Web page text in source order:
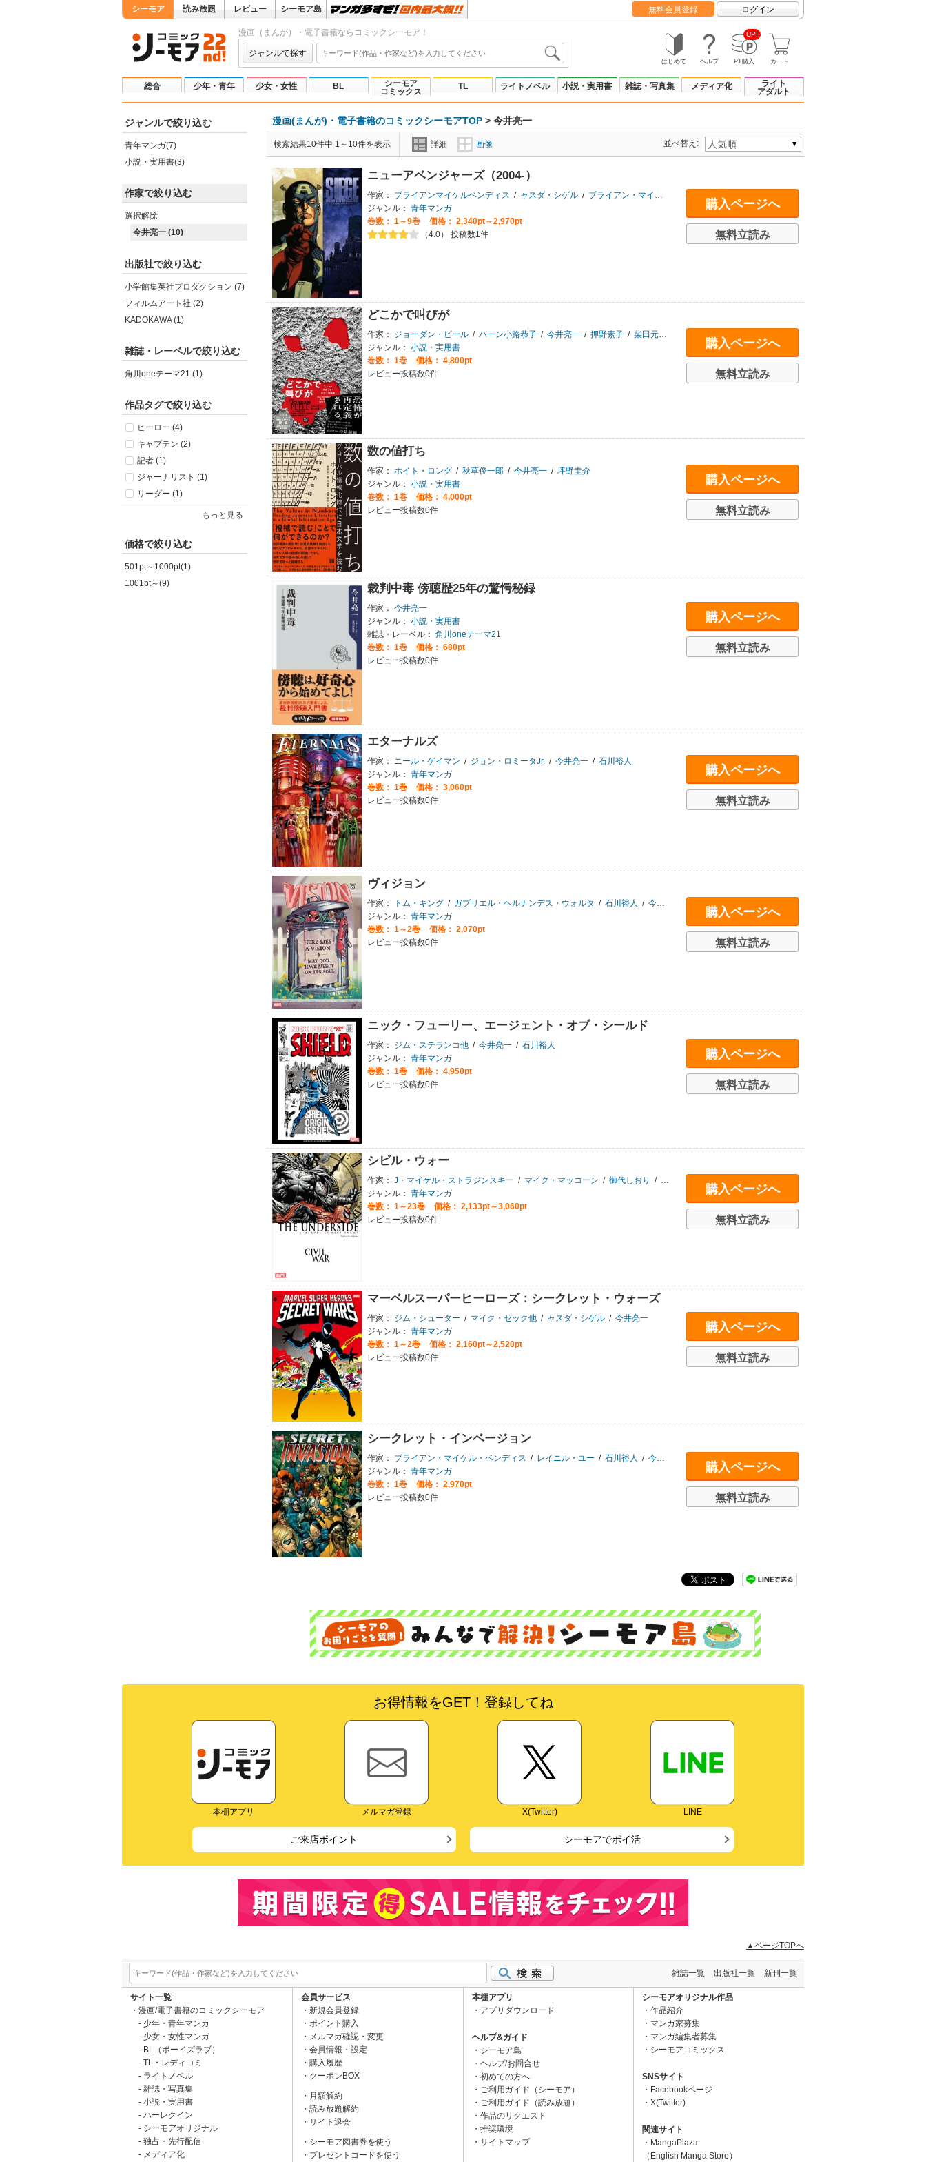
シーモア 読み放題 レビュー シーモア島 無料会員登録 ログイン
漫画（まんが）・電子書籍ならコミックシーモア！
ジャンルで探す
はじめて ヘルプ
UP!
PT購入 カート
総合 少年・青年 少女・女性 BL
シーモア
コミックス
TL ライトノベル 小説・実用書 雑誌・写真集 メディア化
ライト
アダルト
ジャンルで絞り込む
青年マンガ(7)
小説・実用書(3)
作家で絞り込む
選択解除
今井亮一 (10)
出版社で絞り込む
小学館集英社プロダクション (7)
フィルムアート社 (2)
KADOKAWA (1)
雑誌・レーベルで絞り込む
角川oneテーマ21 (1)
作品タグで絞り込む
ヒーロー (4)
キャプテン (2)
記者 (1)
ジャーナリスト (1)
リーダー (1)
もっと見る
価格で絞り込む
501pt～1000pt(1)
1001pt～(9)
漫画(まんが)・電子書籍のコミックシーモアTOP > 今井亮一
検索結果10件中 1～10件を表示 詳細 画像 並べ替え:
ニューアベンジャーズ（2004-）
作家： ブライアンマイケルベンディス / ャスダ・シゲル / ブライアン・マイケル・ベンディス
ジャンル： 青年マンガ
巻数： 1～9巻
価格： 2,340pt～2,970pt
（4.0） 投稿数1件
購入ページへ
無料立読み
どこかで叫びが
作家： ジョーダン・ピール / ハーン小路恭子 / 今井亮一 / 押野素子 / 柴田元幸
ジャンル： 小説・実用書
巻数： 1巻
価格： 4,800pt
レビュー投稿数0件
購入ページへ
無料立読み
数の値打ち
作家： ホイト・ロング / 秋草俊一郎 / 今井亮一 / 坪野圭介
ジャンル： 小説・実用書
巻数： 1巻
価格： 4,000pt
レビュー投稿数0件
購入ページへ
無料立読み
裁判中毒 傍聴歴25年の驚愕秘録
作家： 今井亮一
ジャンル： 小説・実用書
雑誌・レーベル： 角川oneテーマ21
巻数： 1巻
価格： 680pt
レビュー投稿数0件
購入ページへ
無料立読み
エターナルズ
作家： ニール・ゲイマン / ジョン・ロミータJr. / 今井亮一 / 石川裕人
ジャンル： 青年マンガ
巻数： 1巻
価格： 3,060pt
レビュー投稿数0件
購入ページへ
無料立読み
ヴィジョン
作家： トム・キング / ガブリエル・ヘルナンデス・ウォルタ / 石川裕人 / 今井亮一
ジャンル： 青年マンガ
巻数： 1～2巻
価格： 2,070pt
レビュー投稿数0件
購入ページへ
無料立読み
ニック・フューリー、エージェント・オブ・シールド
作家： ジム・ステランコ他 / 今井亮一 / 石川裕人
ジャンル： 青年マンガ
巻数： 1巻
価格： 4,950pt
レビュー投稿数0件
購入ページへ
無料立読み
シビル・ウォー
作家： J・マイケル・ストラジンスキー / マイク・マッコーン / 御代しおり / ロン・ガーニー /
ジャンル： 青年マンガ
巻数： 1～23巻
価格： 2,133pt～3,060pt
レビュー投稿数0件
購入ページへ
無料立読み
マーベルスーパーヒーローズ：シークレット・ウォーズ
作家： ジム・シューター / マイク・ゼック他 / ャスダ・シゲル / 今井亮一
ジャンル： 青年マンガ
巻数： 1～2巻
価格： 2,160pt～2,520pt
レビュー投稿数0件
購入ページへ
無料立読み
シークレット・インベージョン
作家： ブライアン・マイケル・ベンディス / レイニル・ユー / 石川裕人 / 今井亮一
ジャンル： 青年マンガ
巻数： 1巻
価格： 2,970pt
レビュー投稿数0件
購入ページへ
無料立読み
お得情報をGET！登録してね
本棚アプリ メルマガ登録 X(Twitter) LINE
ご来店ポイント シーモアでポイ活
▲ページTOPへ
雑誌一覧 出版社一覧 新刊一覧
サイト一覧
漫画/電子書籍のコミックシーモア
少年・青年マンガ
少女・女性マンガ
BL（ボーイズラブ）
TL・レディコミ
ライトノベル
雑誌・写真集
小説・実用書
ハーレクイン
シーモアオリジナル
独占・先行配信
メディア化
会員サービス
新規会員登録
ポイント購入
メルマガ確認・変更
会員情報・設定
購入履歴
クーポンBOX
月額解約
読み放題解約
サイト退会
シーモア図書券を使う
プレゼントコードを使う
本棚アプリ
アプリダウンロード
ヘルプ&ガイド
シーモア島
ヘルプ/お問合せ
初めての方へ
ご利用ガイド（シーモア）
ご利用ガイド（読み放題）
作品のリクエスト
推奨環境
サイトマップ
シーモアオリジナル作品
作品紹介
マンガ家募集
マンガ編集者募集
シーモアコミックス
SNSサイト
Facebookページ
X(Twitter)
関連サイト
MangaPlaza
（English Manga Store）